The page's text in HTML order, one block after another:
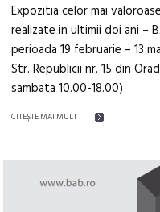
Expozitia celor mai
realizate in ultimii doi ani –
perioada 19 februarie – 13
Str. Republicii nr. 15 din
sambata 10.00-18.00)
CITEŞTE MAI MULT